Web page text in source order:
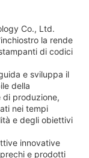
Co., Ltd.
la rende
di codici
e sviluppa il
della
di produzione,
nei tempi
e degli obiettivi
innovative
e prodotti